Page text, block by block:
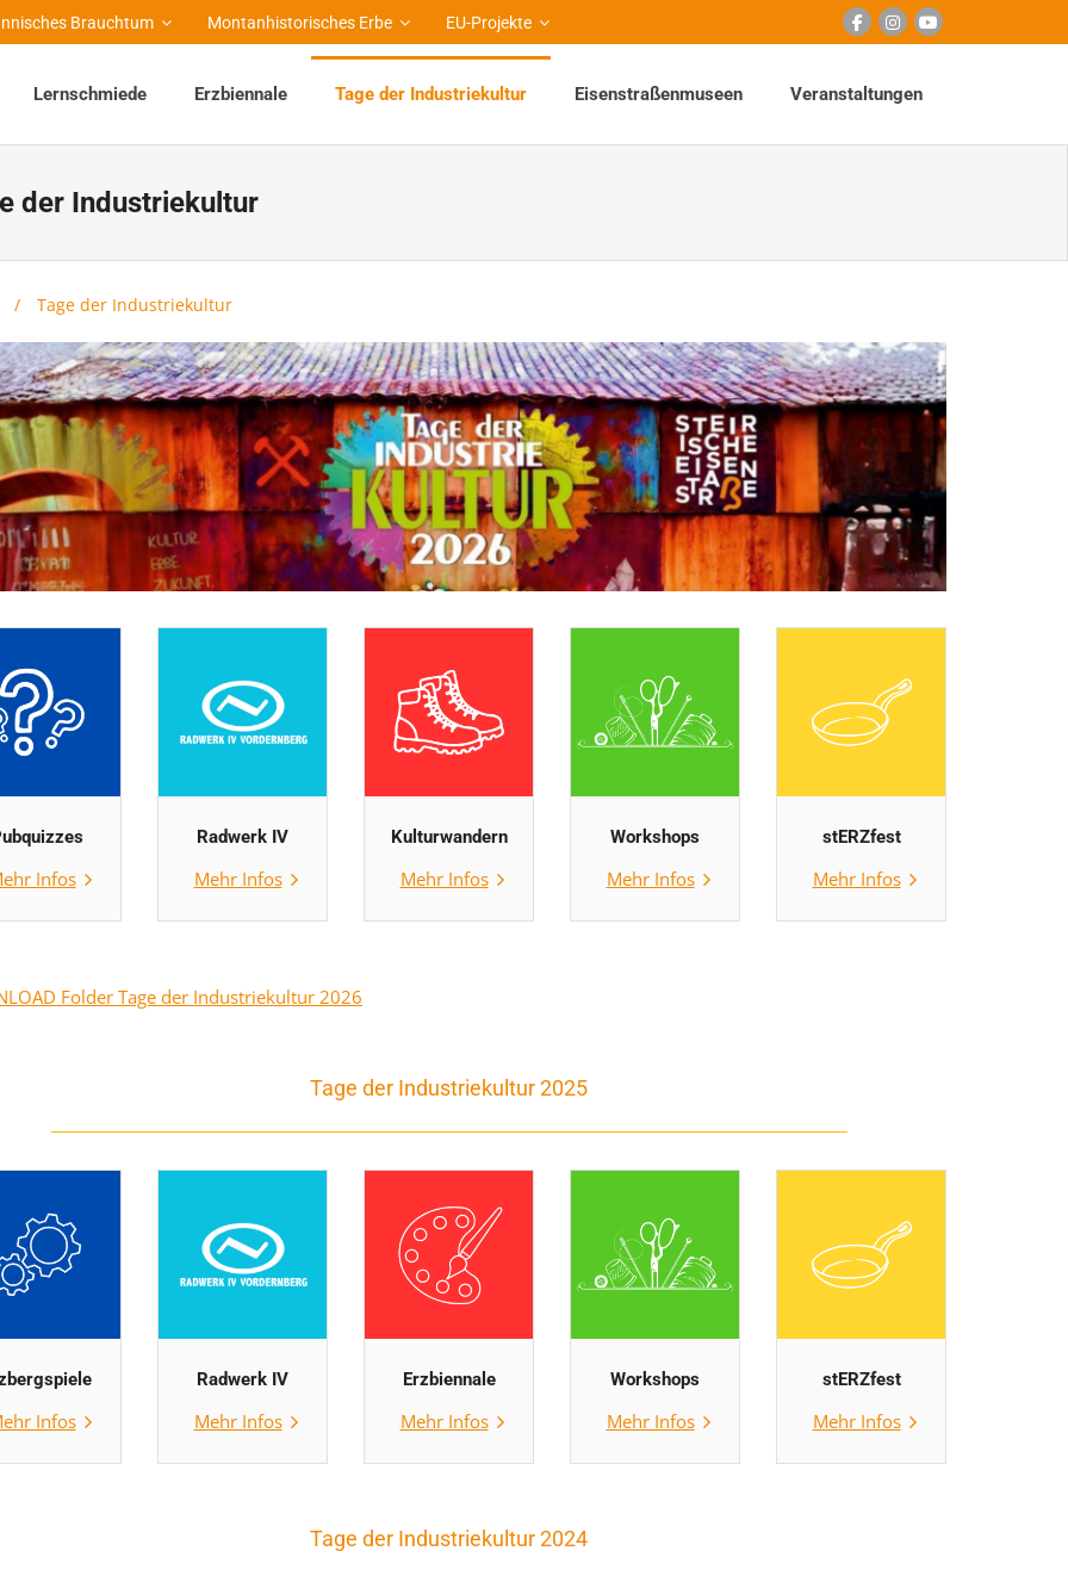
Brauchtum Montanhistorisches Erbe EU-Projekte
Lernschmiede Erzbiennale Tage der Industriekultur Eisenstraßenmuseen Veranstaltungen
der Industriekultur
/ Tage der Industriekultur
Infos
Radwerk IV
Mehr Infos
Kulturwandern
Mehr Infos
Workshops
Mehr Infos
stERZfest
Mehr Infos
Folder Tage der Industriekultur 2026
Tage der Industriekultur 2025
Infos
Radwerk IV
Mehr Infos
Erzbiennale
Mehr Infos
Workshops
Mehr Infos
stERZfest
Mehr Infos
Tage der Industriekultur 2024